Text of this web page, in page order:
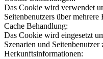
Das Cookie wird verwendet
Seitenbenutzers über
Cache Behandlung:
Das Cookie wird eingesetzt
Szenarien und
Herkunftsinformationen: